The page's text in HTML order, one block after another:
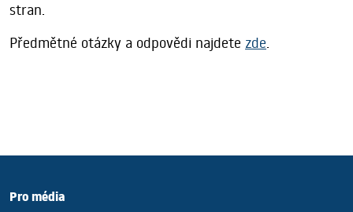
stran.
Předmětné otázky a odpovědi najdete zde.
Pro média